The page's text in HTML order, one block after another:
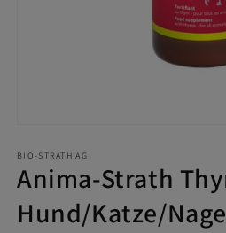
in
Modal
öffnen
BIO-STRATH AG
Anima-Strath
Hund/Katze/